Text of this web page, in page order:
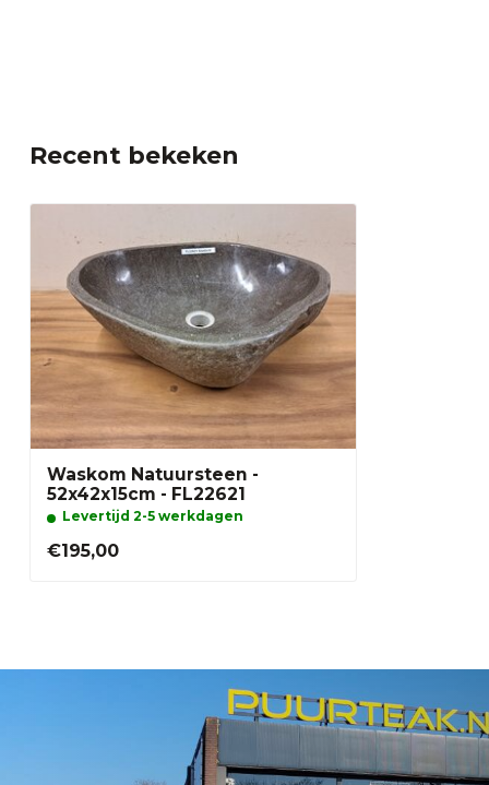
Recent bekeken
Waskom Natuursteen -
52x42x15cm - FL22621
Levertijd 2-5 werkdagen
€195,00